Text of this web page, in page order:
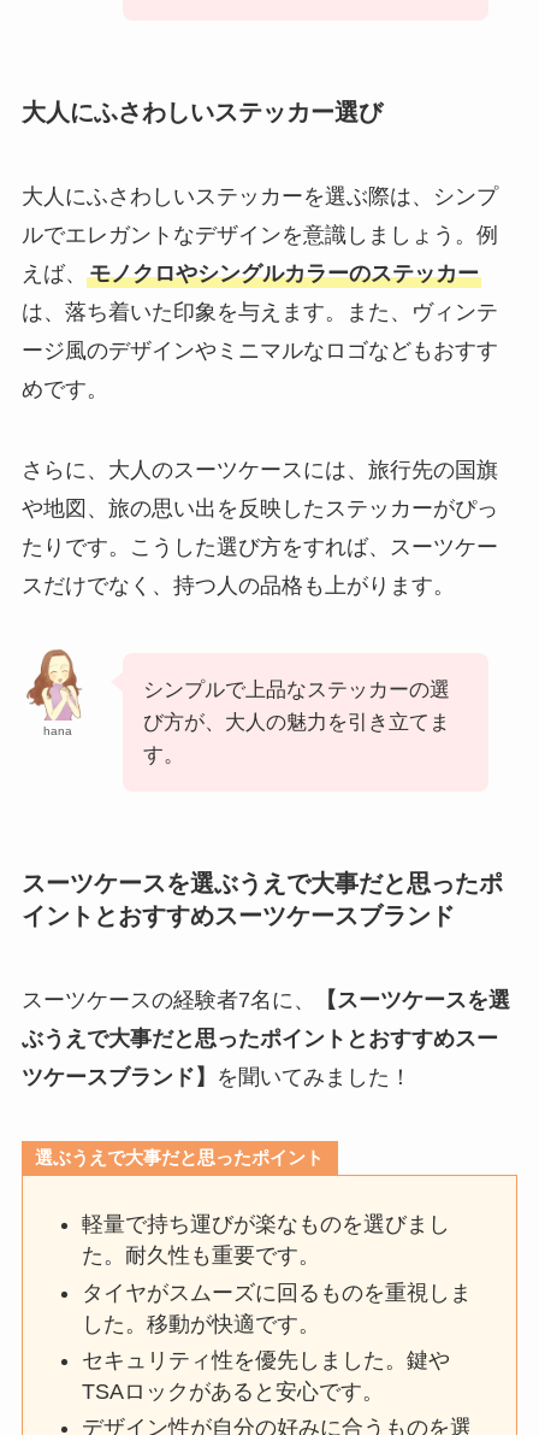
大人にふさわしいステッカー選び
大人にふさわしいステッカーを選ぶ際は、シンプ
ルでエレガントなデザインを意識しましょう。例
えば、 モノクロやシングルカラーのステッカー
は、落ち着いた印象を与えます。また、ヴィンテ
ージ風のデザインやミニマルなロゴなどもおすす
めです。
さらに、大人のスーツケースには、旅行先の国旗
や地図、旅の思い出を反映したステッカーがぴっ
たりです。こうした選び方をすれば、スーツケー
スだけでなく、持つ人の品格も上がります。
hana
シンプルで上品なステッカーの選
び方が、大人の魅力を引き立てま
す。
スーツケースを選ぶうえで大事だと思ったポ
イントとおすすめスーツケースブランド
スーツケースの経験者7名に、
【スーツケースを選
ぶうえで大事だと思ったポイントとおすすめスー
ツケースブランド】
を聞いてみました！
選ぶうえで大事だと思ったポイント
軽量で持ち運びが楽なものを選びまし
た。耐久性も重要です。
タイヤがスムーズに回るものを重視しま
した。移動が快適です。
セキュリティ性を優先しました。鍵や
TSAロックがあると安心です。
デザイン性が自分の好みに合うものを選